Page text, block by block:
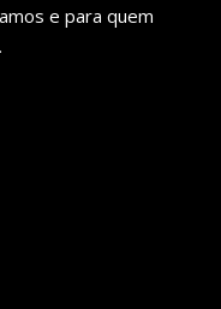
e para quem